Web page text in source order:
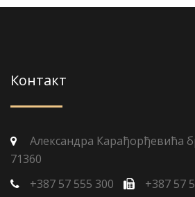
Контакт
Александра Карађорђевића
71360
+387 57 555 300
+387 57